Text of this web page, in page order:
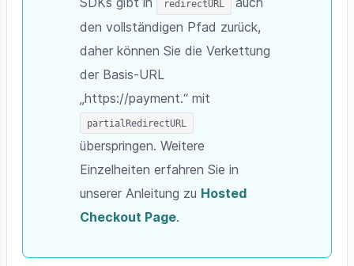
redirectURL
den vollständigen Pfad zurück,
daher können Sie die Verkettung
der Basis-URL
„https://payment.“ mit
partialRedirectURL
überspringen. Weitere
Einzelheiten erfahren Sie in
unserer Anleitung zu Hosted
Checkout Page.